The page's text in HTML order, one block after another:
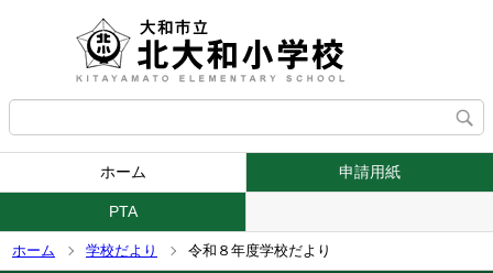
ホーム 申請用紙
PTA
ホーム 学校だより 令和８年度学校だより